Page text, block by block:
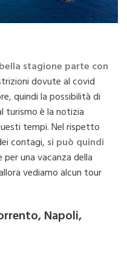
stagione parte con
dovute al covid
quindi la possibilità di
turismo è la notizia
tempi. Nel rispetto
contagi, si può quindi
una vacanza della
vediamo alcun tour
Napoli,